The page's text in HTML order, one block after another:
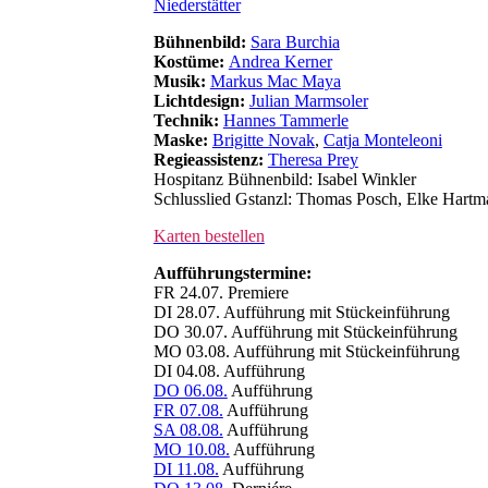
Niederstätter
Bühnenbild: Sara Burchia
Kostüme: Andrea Kerner
Musik: Markus Mac Maya
Lichtdesign: Julian Marmsoler
Technik: Hannes Tammerle
Maske: Brigitte Novak, Catja Monteleoni
Regieassistenz: Theresa Prey
Hospitanz Bühnenbild: Isabel Winkler
Schlusslied Gstanzl: Thomas Posch, Elke
Karten bestellen
Aufführungstermine:
FR 24.07. Premiere
DI 28.07. Aufführung mit Stückeinführung
DO 30.07. Aufführung mit Stückeinführung
MO 03.08. Aufführung mit Stückeinführung
DI 04.08. Aufführung
DO 06.08. Aufführung
FR 07.08. Aufführung
SA 08.08. Aufführung
MO 10.08. Aufführung
DI 11.08. Aufführung